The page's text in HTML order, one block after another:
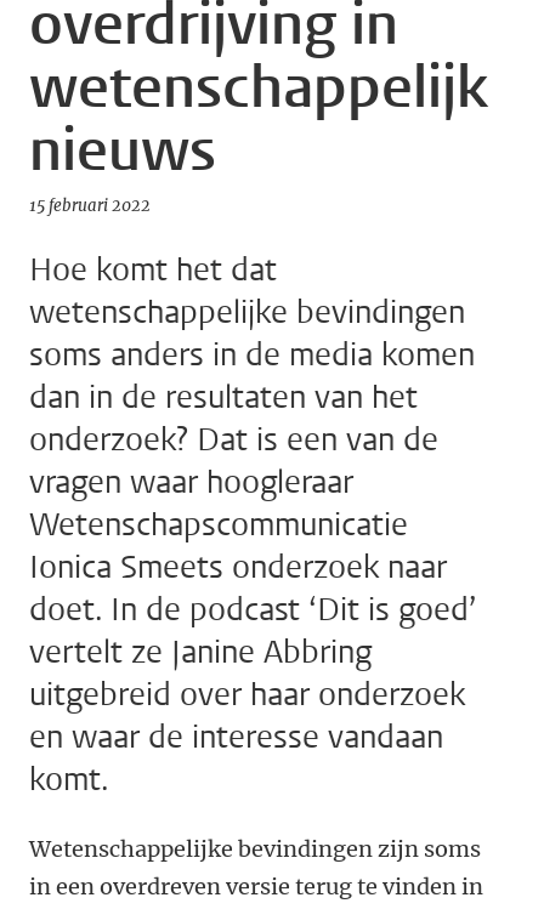
overdrijving in
wetenschappelijk
nieuws
15 februari 2022
Hoe komt het dat
wetenschappelijke bevindingen
soms anders in de media komen
dan in de resultaten van het
onderzoek? Dat is een van de
vragen waar hoogleraar
Wetenschapscommunicatie
Ionica Smeets onderzoek naar
doet. In de podcast ‘Dit is goed’
vertelt ze Janine Abbring
uitgebreid over haar onderzoek
en waar de interesse vandaan
komt.
Wetenschappelijke bevindingen zijn soms
in een overdreven versie terug te vinden in